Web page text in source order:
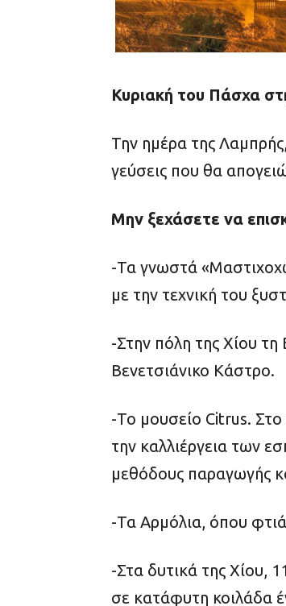
Κυριακή του Πάσχα
Την ημέρα της
γεύσεις που θα
Μην ξεχάσετε να
-Τα γνωστά
με την τεχνική του
-Στην πόλη της Χίου
Βενετσιάνικο Κάστρο.
-Το μουσείο Citrus. Στο
την καλλιέργεια των
μεθόδους παραγωγής
-Τα Αρμόλια, όπου
-Στα δυτικά της Χίου,
σε κατάφυτη κοιλάδα